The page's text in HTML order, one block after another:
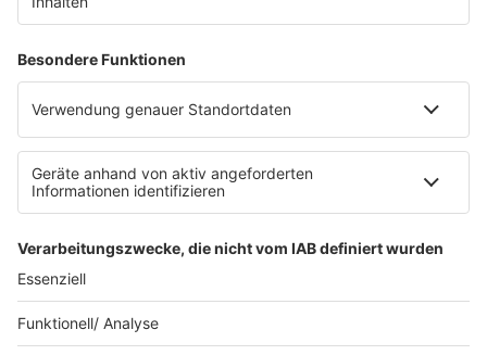
Clubbedingungen
Werbung schalten
Waffel-Werbepartner
80s80s.de
90s90s.de
Schlagerplanetradio.com
1deutsch.de
WEIHNACHTSMUSIK.FM